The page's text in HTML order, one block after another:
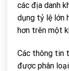
các địa danh
dụng tỷ lệ lớn
hơn trên một
Các thông tin
được phân